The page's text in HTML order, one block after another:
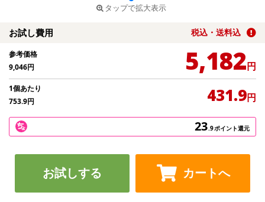
タップで拡大表示
お試し費用 税込・送料込
参考価格
9,046円 5,182円
1個あたり
753.9円 431.9円
23.9ポイント還元
お試しする カートへ